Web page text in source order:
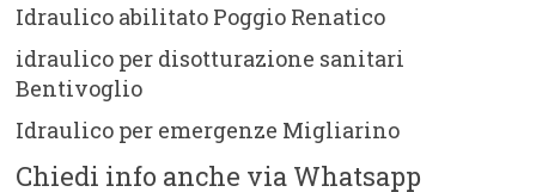
Idraulico abilitato Poggio Renatico
idraulico per disotturazione sanitari
Bentivoglio
Idraulico per emergenze Migliarino
Chiedi info anche via Whatsapp